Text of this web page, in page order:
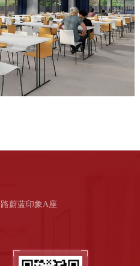
蔚蓝印象A座